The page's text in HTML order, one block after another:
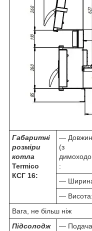
Габаритні
розміри
котла
Termico
КСГ 16:
—
(з
:
—
— Висота:
Вага, не більш ніж
Підсолодж
—